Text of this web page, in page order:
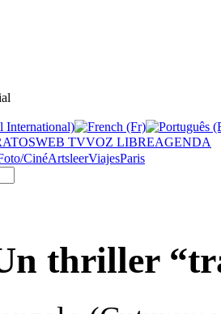
WEB TVVOZ LIBREAGENDA
CinéArtsleerViajesParis
thriller